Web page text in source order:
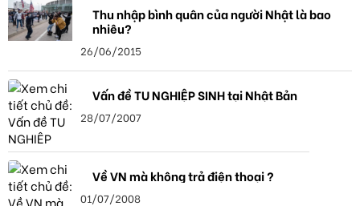
Thu nhập bình quân của người Nhật là bao
nhiêu?
26/06/2015
Vấn đề TU NGHIỆP SINH tại Nhật Bản
28/07/2007
Về VN mà không trả điện thoại ?
01/07/2008